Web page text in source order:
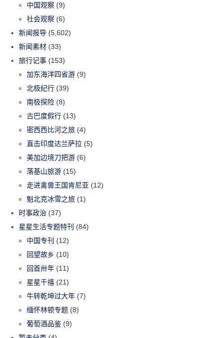
中国观察 (9)
社会观察 (6)
新闻报导 (5,602)
新闻素材 (33)
旅行记事 (153)
加东海洋四省游 (9)
北极纪行 (39)
南极探险 (8)
古巴度假行 (13)
密西西比河之旅 (4)
直击印度达兰萨拉 (5)
美加边境刀把游 (6)
落基山旅游 (15)
走进禽兽王国肯尼亚 (12)
魁北克冰雪之旅 (1)
时事政治 (37)
星星生活专题特刊 (84)
中国专刊 (12)
回望故乡 (10)
回首卅年 (11)
星星千禧 (21)
牛转乾坤过大年 (7)
缅怀林顿专题 (8)
葡萄酒品鉴 (9)